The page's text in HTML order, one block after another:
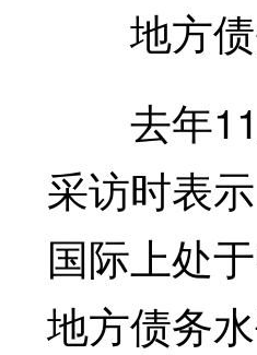
地方债
去年11
采访时表
国际上处
地方债务